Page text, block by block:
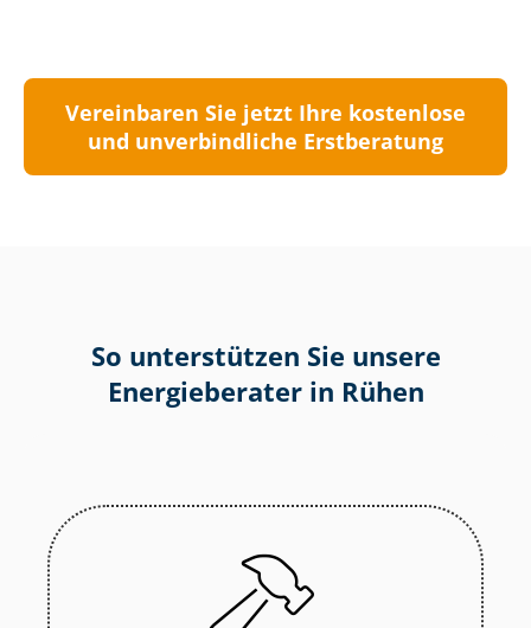
Vereinbaren Sie jetzt Ihre kostenlose
und unverbindliche Erstberatung
So unterstützen Sie unsere
Energieberater in Rühen